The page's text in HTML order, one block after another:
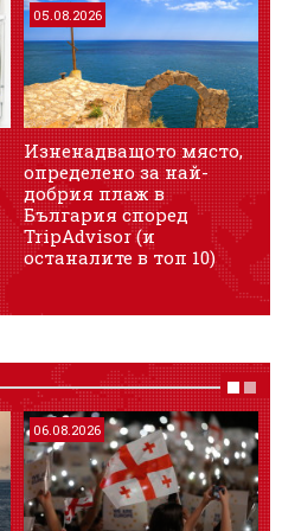
05.08.2026
Изненадващото място,
определено за най-
добрия плаж в
България според
TripAdvisor (и
останалите в топ 10)
06.08.2026